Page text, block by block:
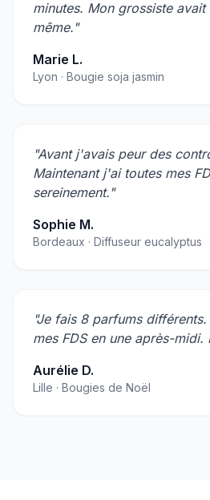
minutes. Mon grossiste
même."
Marie L.
Lyon · Bougie soja jasmin
"Avant j'avais peur des
Maintenant j'ai toutes mes
sereinement."
Sophie M.
Bordeaux · Diffuseur eucalyptus
"Je fais 8 parfums
mes FDS en une après-midi.
Aurélie D.
Lille · Bougies de Noël